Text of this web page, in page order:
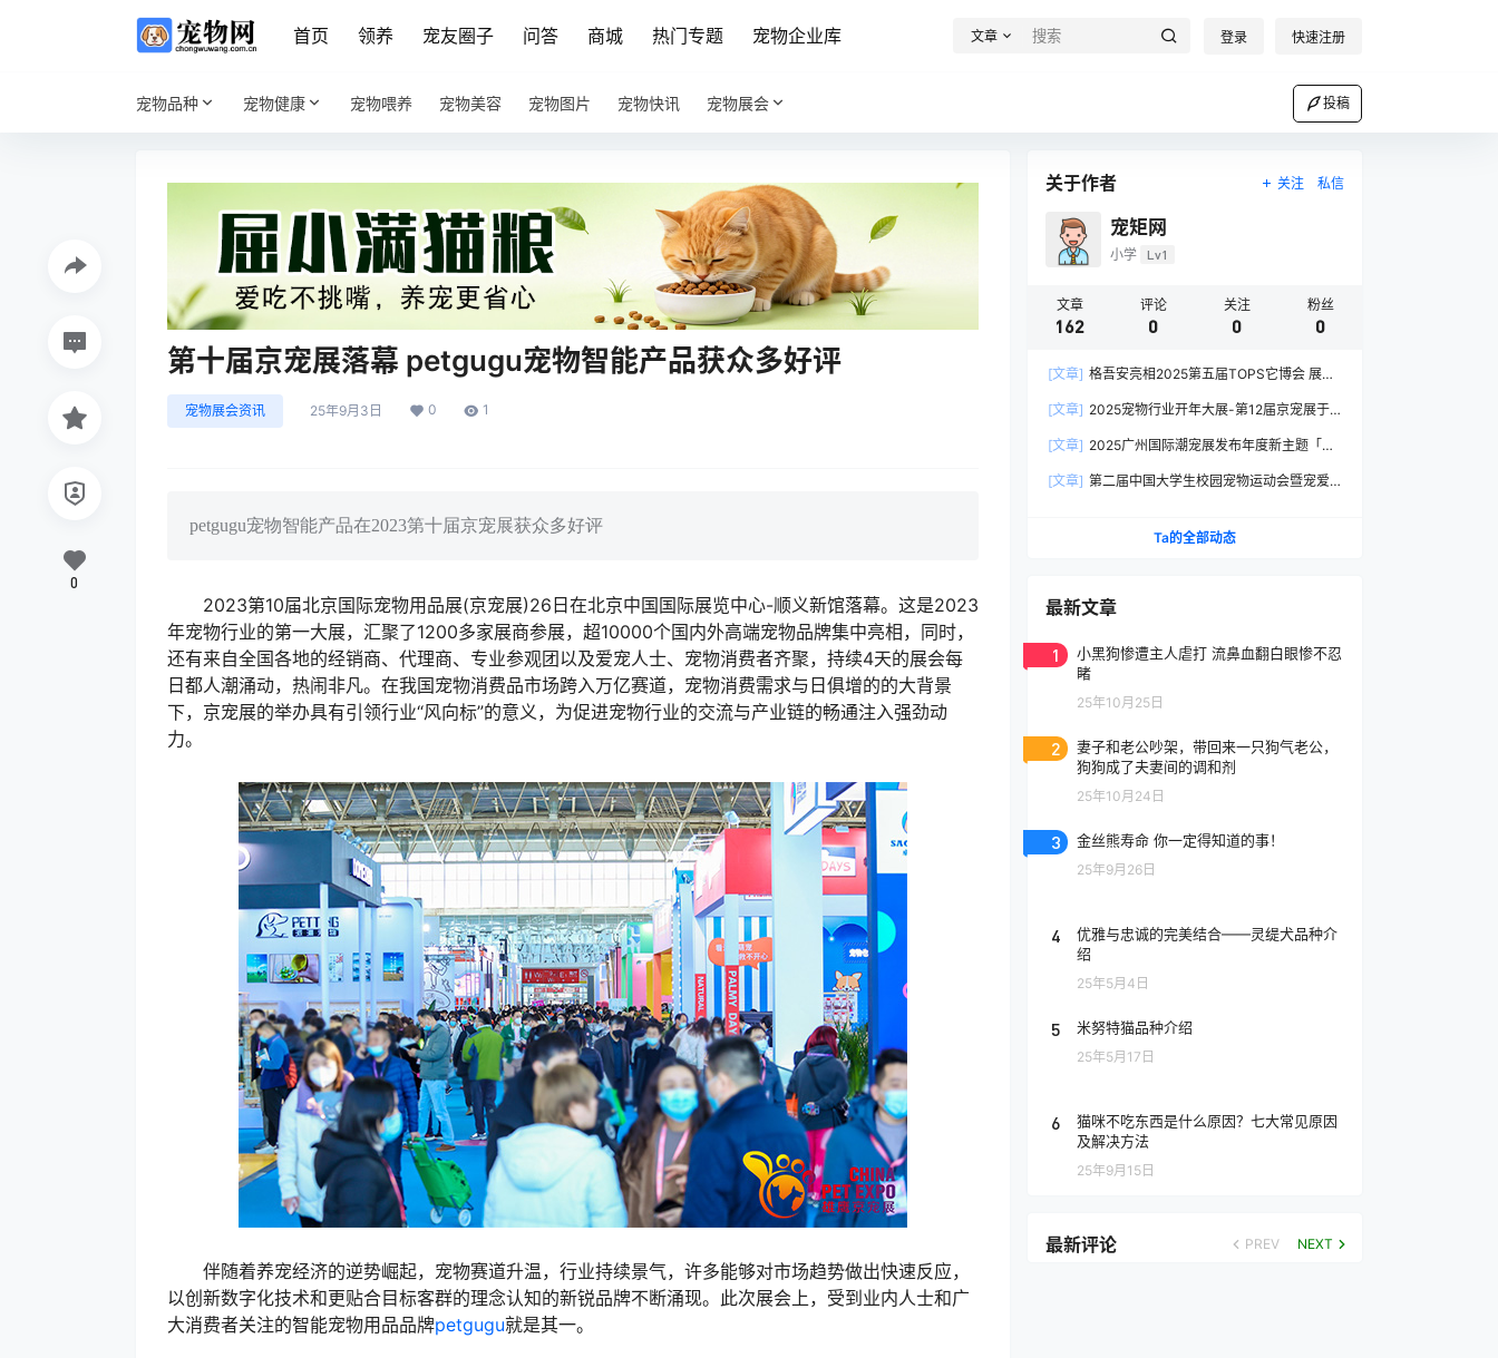
首页 领养 宠友圈子 问答 商城 热门专题 宠物企业库 文章 登录 快速注册
宠物品种 宠物健康 宠物喂养 宠物美容 宠物图片 宠物快讯 宠物展会 投稿
第十届京宠展落幕 petgugu宠物智能产品获众多好评
宠物展会资讯 25年9月3日 0 1
petgugu宠物智能产品在2023第十届京宠展获众多好评
2023第10届北京国际宠物用品展(京宠展)26日在北京中国国际展览中心-顺义新馆落幕。这是2023
年宠物行业的第一大展，汇聚了1200多家展商参展，超10000个国内外高端宠物品牌集中亮相，同时，
还有来自全国各地的经销商、代理商、专业参观团以及爱宠人士、宠物消费者齐聚，持续4天的展会每
日都人潮涌动，热闹非凡。在我国宠物消费品市场跨入万亿赛道，宠物消费需求与日俱增的的大背景
下，京宠展的举办具有引领行业“风向标”的意义，为促进宠物行业的交流与产业链的畅通注入强劲动
力。
伴随着养宠经济的逆势崛起，宠物赛道升温，行业持续景气，许多能够对市场趋势做出快速反应，
以创新数字化技术和更贴合目标客群的理念认知的新锐品牌不断涌现。此次展会上，受到业内人士和广
大消费者关注的智能宠物用品品牌petgugu就是其一。
0
关于作者 关注 私信
宠矩网
小学 Lv1
文章
162
评论
0
关注
0
粉丝
0
[文章] 格吾安亮相2025第五届TOPS它博会 展出
[文章] 2025宠物行业开年大展-第12届京宠展于2
[文章] 2025广州国际潮宠展发布年度新主题「万
[文章] 第二届中国大学生校园宠物运动会暨宠爱
Ta的全部动态
最新文章
1
小黑狗惨遭主人虐打 流鼻血翻白眼惨不忍
睹
25年10月25日
2
妻子和老公吵架，带回来一只狗气老公，
狗狗成了夫妻间的调和剂
25年10月24日
3 金丝熊寿命 你一定得知道的事！
25年9月26日
4
优雅与忠诚的完美结合——灵缇犬品种介
绍
25年5月4日
5 米努特猫品种介绍
25年5月17日
6
猫咪不吃东西是什么原因？七大常见原因
及解决方法
25年9月15日
最新评论 PREV NEXT